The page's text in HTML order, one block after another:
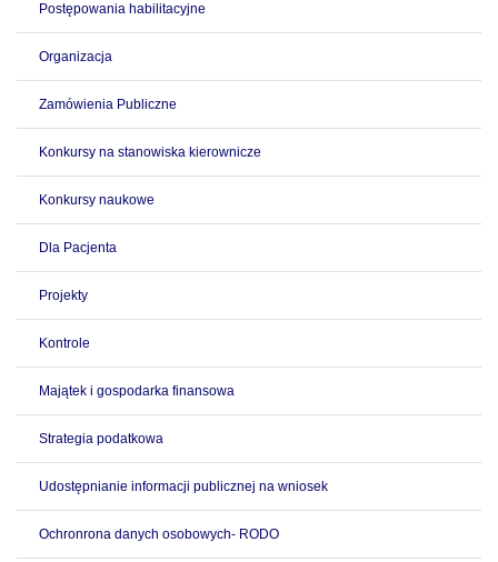
Postępowania habilitacyjne
Organizacja
Zamówienia Publiczne
Konkursy na stanowiska kierownicze
Konkursy naukowe
Dla Pacjenta
Projekty
Kontrole
Majątek i gospodarka finansowa
Strategia podatkowa
Udostępnianie informacji publicznej na wniosek
Ochronrona danych osobowych- RODO